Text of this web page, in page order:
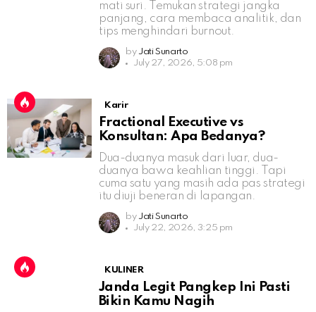
mati suri. Temukan strategi jangka
panjang, cara membaca analitik, dan
tips menghindari burnout.
by Jati Sunarto
July 27, 2026, 5:08 pm
Karir
Fractional Executive vs
Konsultan: Apa Bedanya?
Dua-duanya masuk dari luar, dua-
duanya bawa keahlian tinggi. Tapi
cuma satu yang masih ada pas strategi
itu diuji beneran di lapangan.
by Jati Sunarto
July 22, 2026, 3:25 pm
KULINER
Janda Legit Pangkep Ini Pasti
Bikin Kamu Nagih